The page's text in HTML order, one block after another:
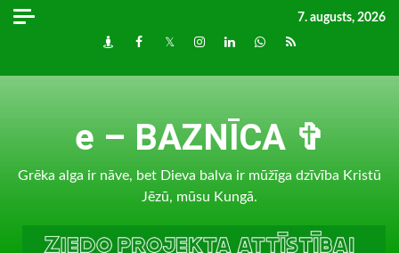
Skip
7. augusts, 2026
DraugiemFacebook
TwitterInstagram
LinkedInwhatsapp
RSS
e – BAZNĪCA ✞
Grēka alga ir nāve, bet Dieva balva ir mūžīga dzīvība Kristū
Jēzū, mūsu Kungā.